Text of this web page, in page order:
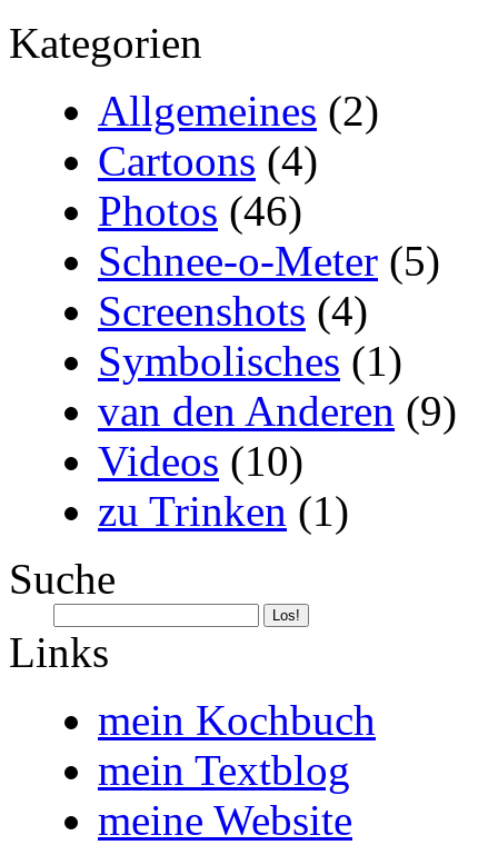
Kategorien
Allgemeines (2)
Cartoons (4)
Photos (46)
Schnee-o-Meter (5)
Screenshots (4)
Symbolisches (1)
van den Anderen (9)
Videos (10)
zu Trinken (1)
Suche
Links
mein Kochbuch
mein Textblog
meine Website